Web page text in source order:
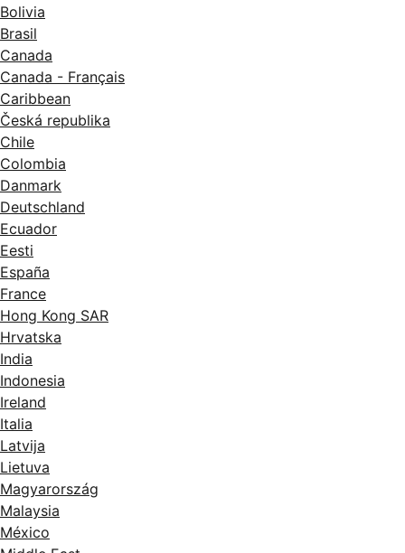
Bolivia
Brasil
Canada
Canada - Français
Caribbean
Česká republika
Chile
Colombia
Danmark
Deutschland
Ecuador
Eesti
España
France
Hong Kong SAR
Hrvatska
India
Indonesia
Ireland
Italia
Latvija
Lietuva
Magyarország
Malaysia
México